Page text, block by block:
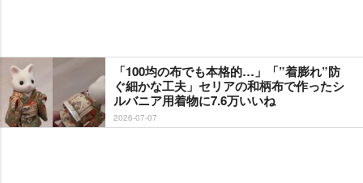
「100均の布でも本格的…」「”着膨れ”防
ぐ細かな工夫」セリアの和柄布で作ったシ
ルバニア用着物に7.6万いいね
2026-07-07